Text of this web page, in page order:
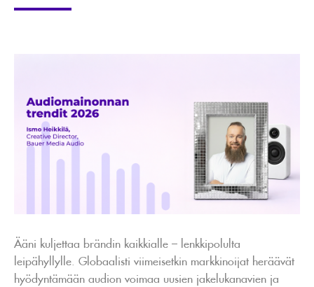
Ääni kuljettaa brändin kaikkialle – lenkkipolulta
leipähyllylle. Globaalisti viimeisetkin markkinoijat heräävät
hyödyntämään audion voimaa uusien jakelukanavien ja